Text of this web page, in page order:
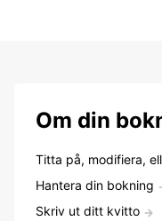
Om din
Titta på, modifiera,
Hantera din bokning
Skriv ut ditt kvitto